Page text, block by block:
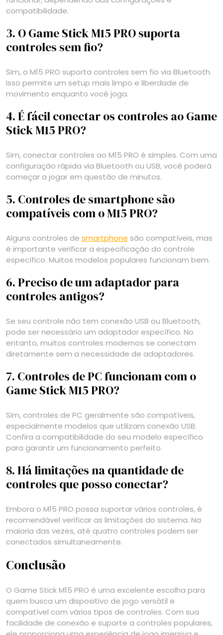
compatibilidade.
3. O Game Stick M15 PRO suporta
controles sem fio?
Sim, o M15 PRO suporta controles sem fio via Bluetooth.
Isso permite um setup mais limpo e liberdade de
movimento enquanto você joga.
4. É fácil conectar os controles ao Game
Stick M15 PRO?
Sim, conectar controles ao M15 PRO é simples. Com uma
configuração rápida via Bluetooth ou USB, você poderá
começar a jogar em questão de minutos.
5. Controles de smartphone são
compatíveis com o M15 PRO?
Alguns controles de smartphone são compatíveis, mas
é importante verificar a especificação do controle
específico. Muitos modelos populares funcionam bem.
6. Preciso de um adaptador para
controles antigos?
Se seu controle não tem conexão USB ou Bluetooth,
pode ser necessário um adaptador específico. No
entanto, muitos controles modernos se conectam
diretamente sem a necessidade de adaptadores.
7. Controles de PC funcionam com o
Game Stick M15 PRO?
Sim, controles de PC geralmente são compatíveis,
especialmente modelos que utilizam conexão USB.
Confira a compatibilidade do seu modelo específico
para garantir um funcionamento perfeito.
8. Há limitações na quantidade de
controles que posso conectar?
Embora o M15 PRO possa suportar vários controles, é
recomendável verificar as limitações do sistema. Na
maioria das vezes, até quatro controles podem ser
conectados simultaneamente.
Conclusão
O Game Stick M15 PRO é uma excelente escolha para
quem busca um dispositivo de jogo versátil e
compatível com vários tipos de controles. Com sua
facilidade de conexão e suporte a controles populares,